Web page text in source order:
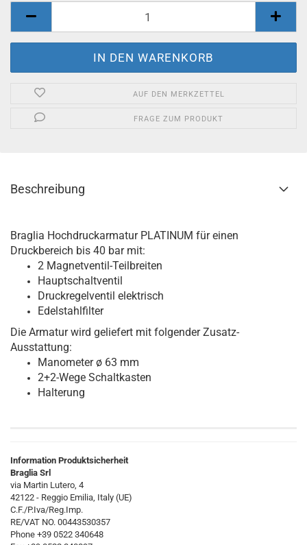
AUF DEN MERKZETTEL
FRAGE ZUM PRODUKT
Beschreibung
Braglia Hochdruckarmatur PLATINUM für einen
Druckbereich bis 40 bar mit:
2 Magnetventil-Teilbreiten
Hauptschaltventil
Druckregelventil elektrisch
Edelstahlfilter
Die Armatur wird geliefert mit folgender Zusatz-
Ausstattung:
Manometer ø 63 mm
2+2-Wege Schaltkasten
Halterung
Information Produktsicherheit
Braglia Srl
via Martin Lutero, 4
42122 - Reggio Emilia, Italy (UE)
C.F./P.Iva/Reg.Imp.
RE/VAT NO. 00443530357
Phone +39 0522 340648